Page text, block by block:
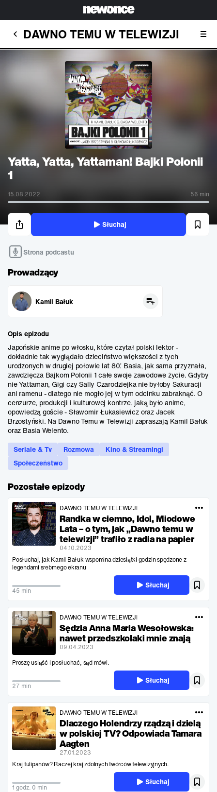
DAWNO TEMU W TELEWIZJI
Yatta, Yatta, Yattaman! Bajki Polonii
1
15.08.2022 56 min
Słuchaj
Strona podcastu
Prowadzący
Kamil Bałuk
Opis epizodu
Japońskie anime po włosku, które czytał polski lektor -
dokładnie tak wyglądało dzieciństwo większości z tych
urodzonych w drugiej połowie lat 80’. Basia, jak sama przyznała,
zawdzięcza Bajkom Polonii 1 całe swoje zawodowe życie. Gdyby
nie Yattaman, Gigi czy Sally Czarodziejka nie byłoby Sakuracji
ani ramenu - dlatego nie mogło jej w tym odcinku zabraknąć. O
cenzurze, produkcji i kulturowej kontrze, jaką było anime,
opowiedzą goście - Sławomir Łukasiewicz oraz Jacek
Brzostyński. Na Dawno Temu w Telewizji zapraszają Kamil Bałuk
oraz Basia Welento.
Seriale & Tv
Rozmowa
Kino & Streamingi
Społeczeństwo
Pozostałe epizody
DAWNO TEMU W TELEWIZJI
Randka w ciemno, Idol, Miodowe
Lata – o tym, jak „Dawno temu w
telewizji” trafiło z radia na papier
04.10.2023
Posłuchaj, jak Kamil Bałuk wspomina dziesiątki godzin spędzone z
legendami srebrnego ekranu
45 min
Słuchaj
DAWNO TEMU W TELEWIZJI
Sędzia Anna Maria Wesołowska:
nawet przedszkolaki mnie znają
09.04.2023
Proszę usiąść i posłuchać, sąd mówi.
27 min
Słuchaj
DAWNO TEMU W TELEWIZJI
Dlaczego Holendrzy rządzą i dzielą
w polskiej TV? Odpowiada Tamara
Aagten
27.01.2023
Kraj tulipanów? Raczej kraj zdolnych twórców telewizyjnych.
1 godz. 0 min
Słuchaj